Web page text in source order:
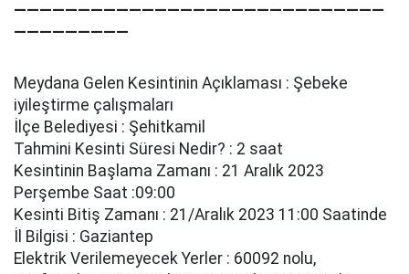
—————————————————————————————
—————————
Meydana Gelen Kesintinin Açıklaması : Şebeke
i̇yi̇leşti̇rme çalışmaları
İlçe Belediyesi : Şehitkamil
Tahmini Kesinti Süresi Nedir? : 2 saat
Kesintinin Başlama Zamanı : 21 Aralık 2023
Perşembe Saat :09:00
Kesinti Bitiş Zamanı : 21/Aralık 2023 11:00 Saatinde
İl Bilgisi : Gaziantep
Elektrik Verilemeyecek Yerler : 60092 nolu,